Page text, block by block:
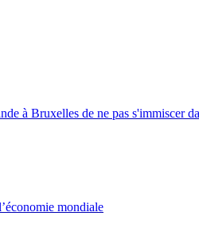
à Bruxelles de ne pas s'immiscer
mondiale